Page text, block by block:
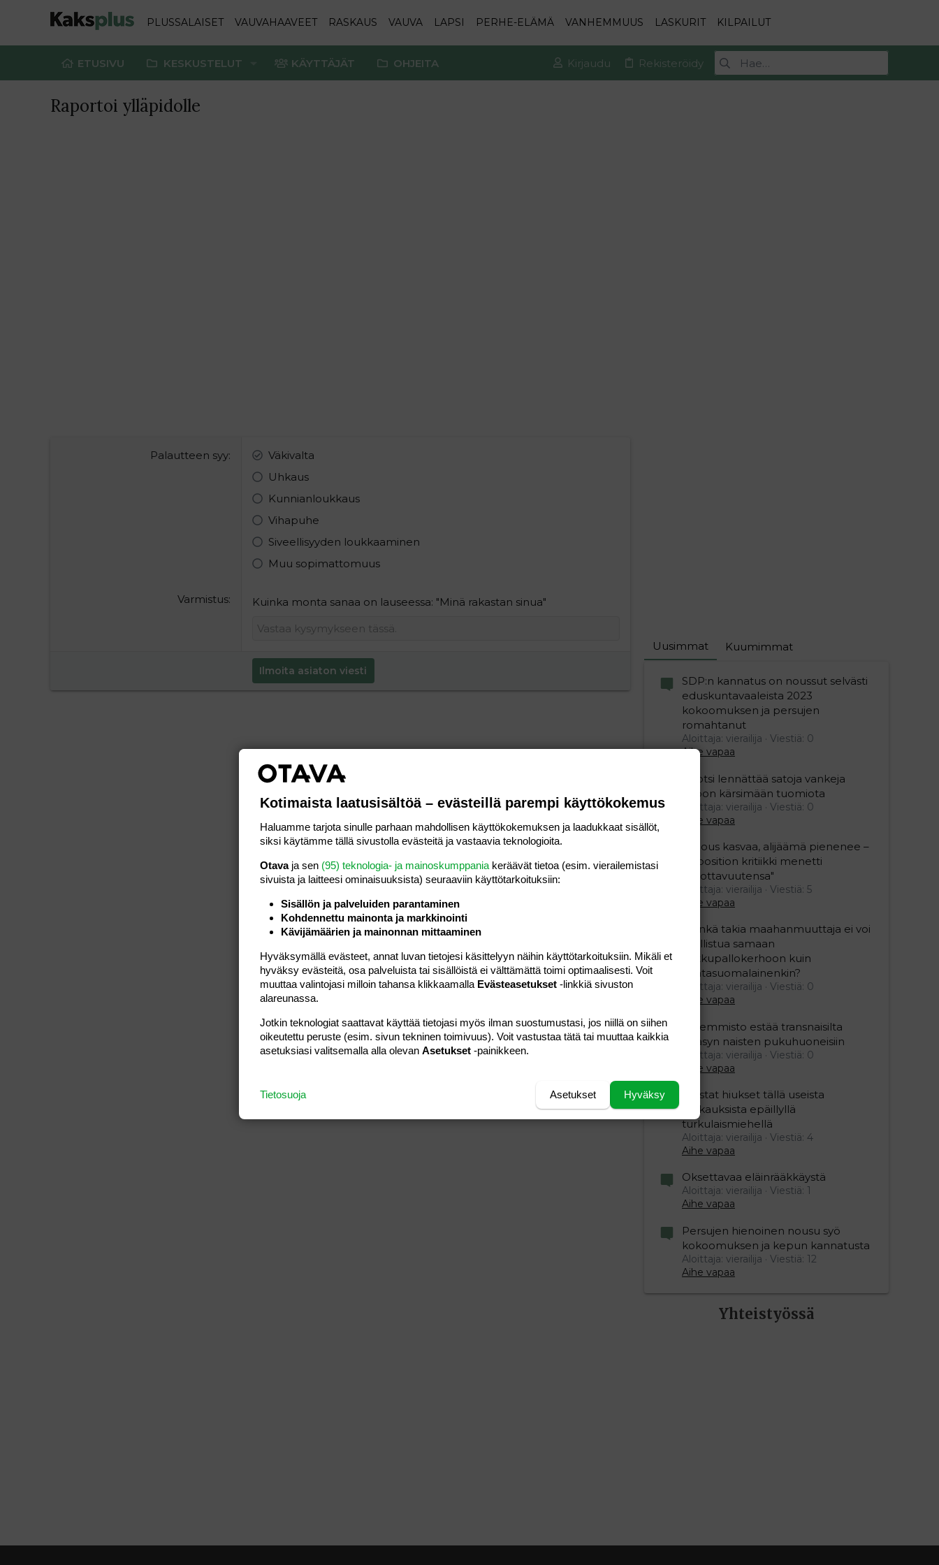
PLUSSALAISET VAUVAHAAVEET RASKAUS VAUVA LAPSI PERHE-ELÄMÄ VANHEMMUUS LASKURIT KILPAILUT
ETUSIVU KESKUSTELUT KÄYTTÄJÄT OHJEITA Kirjaudu Rekisteröidy
Raportoi ylläpidolle
Palautteen syy
Väkivalta
Uhkaus
Kunnianloukkaus
Vihapuhe
Siveellisyyden loukkaaminen
Muu sopimattomuus
Varmistus Kuinka monta sanaa on lauseessa: "Minä rakastan sinua"
Ilmoita asiaton viesti
Uusimmat Kuumimmat
SDP:n kannatus on noussut selvästi
eduskuntavaaleista 2023
kokoomuksen ja persujen
romahtanut
Aloittaja: vierailija
Viestiä: 0
Aihe vapaa
Ruotsi lennättää satoja vankeja
Viroon kärsimään tuomiota
Aloittaja: vierailija
Viestiä: 0
Aihe vapaa
"Talous kasvaa, alijäämä pienenee –
opposition kritiikki menetti
uskottavuutensa"
Aloittaja: vierailija
Viestiä: 5
Aihe vapaa
”Minkä takia maahanmuuttaja ei voi
osallistua samaan
potkupallokerhoon kuin
kantasuomalainenkin?
Aloittaja: vierailija
Viestiä: 0
Aihe vapaa
Vasemmisto estää transnaisilta
pääsyn naisten pukuhuoneisiin
Aloittaja: vierailija
Viestiä: 0
Aihe vapaa
Mustat hiukset tällä useista
raiskauksista epäillyllä
turkulaismiehellä
Aloittaja: vierailija
Viestiä: 4
Aihe vapaa
Oksettavaa eläinrääkkäystä
Aloittaja: vierailija
Viestiä: 1
Aihe vapaa
Persujen hienoinen nousu syö
kokoomuksen ja kepun kannatusta
Aloittaja: vierailija
Viestiä: 12
Aihe vapaa
Yhteistyössä
Kotimaista laatusisältöä – evästeillä parempi käyttökokemus
Haluamme tarjota sinulle parhaan mahdollisen käyttökokemuksen ja laadukkaat sisällöt,
siksi käytämme tällä sivustolla evästeitä ja vastaavia teknologioita.
Otavaja sen (95) teknologia- ja mainoskumppania keräävät tietoa (esim. vierailemis­tasi
sivuista ja laitteesi ominaisuuk­sista) seuraaviin käyttötarkoituksiin:
Sisällön ja palveluiden parantaminen
Kohdennettu mainonta ja markkinointi
Kävijämäärien ja mainonnan mittaaminen
Hyväksymällä evästeet, annat luvan tietojesi käsittelyyn näihin käyttötarkoituksiin. Mikäli et
hyväksy evästeitä, osa palveluista tai sisällöistä ei välttämättä toimi optimaalisesti. Voit
muuttaa valintojasi milloin tahansa klikkaamalla Evästeasetukset -linkkiä sivuston
alareunassa.
Jotkin teknologiat saattavat käyttää tietojasi myös ilman suostumustasi, jos niillä on siihen
oikeutettu peruste (esim. sivun tekninen toimivuus). Voit vastustaa tätä tai muuttaa kaikkia
asetuksiasi valitsemalla alla olevan Asetukset -painikkeen.
Hyväksy
Asetukset
Tietosuoja